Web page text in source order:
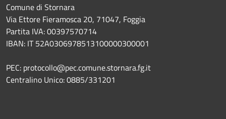
Comune di Stornara
Via Ettore Fieramosca 20, 71047, Foggia
Partita IVA: 00397570714
IBAN: IT 52A0306978513100000300001
PEC: protocollo@pec.comune.stornara.fg.it
Centralino Unico: 0885/331201